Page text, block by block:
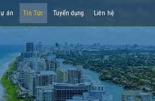
án Tin Tức Tuyển dụng Liên hệ